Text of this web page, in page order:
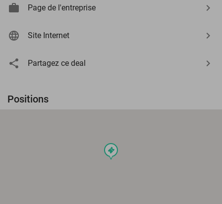
Page de l'entreprise
Site Internet
Partagez ce deal
Positions
events